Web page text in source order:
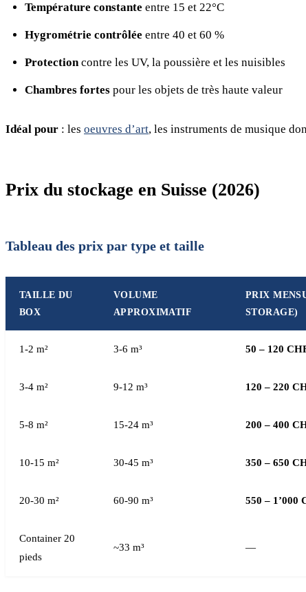
Température constante entre 15 et 22°C
Hygrométrie contrôlée entre 40 et 60 %
Protectioncontre les UV, la poussière et les nuisibles
Chambres fortes pour les objets de très haute valeur
Idéal pour : les oeuvres d’art, les instruments de musique
Prix du stockage en Suisse (2026)
Tableau des prix par type et taille
TAILLE DU
BOX
VOLUME
APPROXIMATIF
PRIX
STORAGE)
1-2 m² 3-6 m³ 50 – 120
3-4 m² 9-12 m³ 120 – 220
5-8 m² 15-24 m³ 200 – 400
10-15 m² 30-45 m³ 350 – 650
20-30 m² 60-90 m³ 550 – 1’000
Container 20
pieds
~33 m³ —